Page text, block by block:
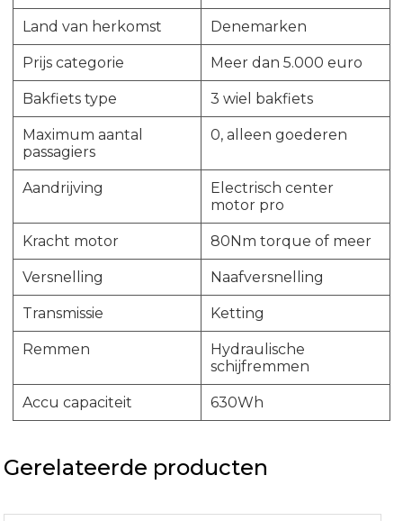
Land van herkomst Denemarken
Prijs categorie Meer dan 5.000 euro
Bakfiets type 3 wiel bakfiets
Maximum aantal
passagiers
0, alleen goederen
Aandrijving
Electrisch center
motor pro
Kracht motor 80Nm torque of meer
Versnelling Naafversnelling
Transmissie Ketting
Remmen
Hydraulische
schijfremmen
Accu capaciteit 630Wh
Gerelateerde producten